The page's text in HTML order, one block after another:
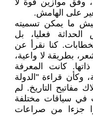
وفق موازين قوة لا
على الهامش.
ما يمكن تسميته
فعليا، بل
كنا نقرأ عن
بطريقة لا واعية،
كانت المعرفة
وكأن قراءة "الدولة
مفاتيح التاريخ. لم
سياقات مختلفة
جزءا من صراعات